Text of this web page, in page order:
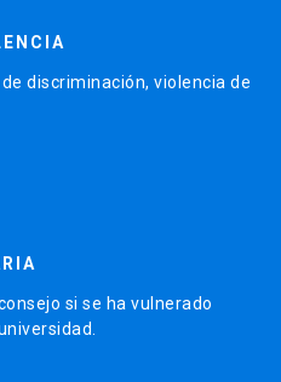
discriminación, violencia de
si se ha vulnerado